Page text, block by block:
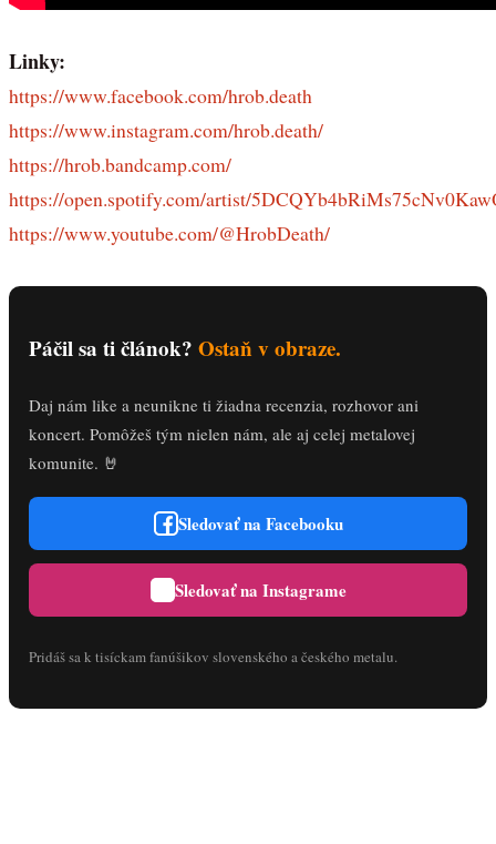
Linky:
https://www.facebook.com/hrob.death
https://www.instagram.com/hrob.death/
https://hrob.bandcamp.com/
https://open.spotify.com/artist/
https://www.youtube.com/@HrobDeath/
Páčil sa ti článok? Ostaň v obraze.
Daj nám like a neunikne ti žiadna recenzia, rozhovor ani
koncert. Pomôžeš tým nielen nám, ale aj celej metalovej
komunite. 🤘
Sledovať na Facebooku
Sledovať na Instagrame
Pridáš sa k tisíckam fanúšikov slovenského a českého metalu.